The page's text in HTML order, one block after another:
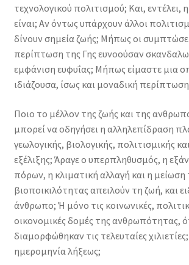
τεχνολογικού πολιτισμού; Και, εντέλει,
είναι; Αν όντως υπάρχουν άλλοι
δίνουν σημεία ζωής; Μήπως οι
περίπτωση της Γης ευνοούσαν
εμφάνιση ευφυΐας; Μήπως είμαστε μια
ιδιάζουσα, ίσως και μοναδική
Ποιο το μέλλον της ζωής και της
μπορεί να οδηγήσει η αλληλεπίδραση
γεωλογικής, βιολογικής, πολιτισμικής
εξέλιξης; Άραγε ο υπερπληθυσμός, η
πόρων, η κλιματική αλλαγή και η μείωση
βιοποικιλότητας απειλούν τη ζωή, και
άνθρωπο; Ή μόνο τις κοινωνικές,
οικονομικές δομές της ανθρωπότητας,
διαμορφώθηκαν τις τελευταίες
ημερομηνία λήξεως;